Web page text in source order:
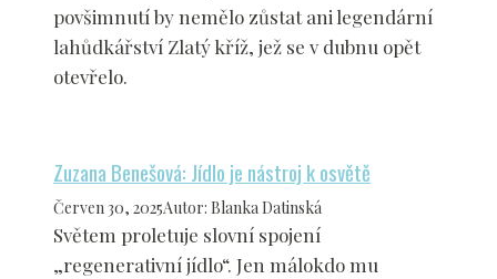
povšimnutí by nemělo zůstat ani legendární
lahůdkářství Zlatý kříž, jež se v dubnu opět
otevřelo.
Zuzana Benešová: Jídlo je nástroj k osvětě
Červen 30, 2025Autor: Blanka Datinská
Světem proletuje slovní spojení
„regenerativní jídlo“. Jen málokdo mu